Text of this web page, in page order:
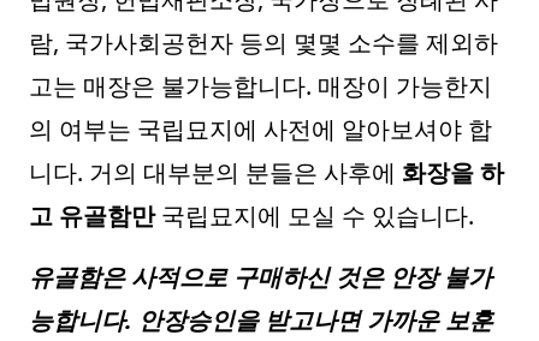
람, 국가사회공헌자 등의 몇몇 소수를 제외하
고는 매장은 불가능합니다. 매장이 가능한지
의 여부는 국립묘지에 사전에 알아보셔야 합
니다. 거의 대부분의 분들은 사후에 화장을 하
고 유골함만국립묘지에 모실 수 있습니다.
유골함은 사적으로 구매하신 것은 안장 불가
능합니다. 안장승인을 받고나면 가까운 보훈